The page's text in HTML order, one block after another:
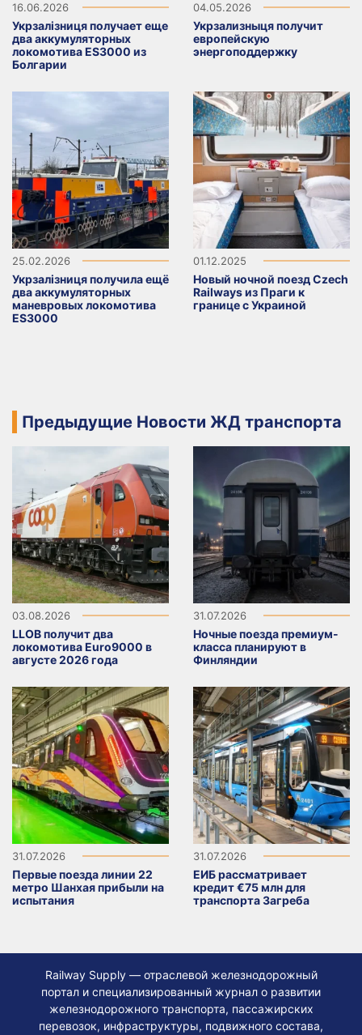
16.06.2026
Укрзалізниця получает еще
два аккумуляторных
локомотива ES3000 из
Болгарии
04.05.2026
Укрзализныця получит
европейскую
энергоподдержку
25.02.2026
Укрзалізниця получила ещё
два аккумуляторных
маневровых локомотива
ES3000
01.12.2025
Новый ночной поезд Czech
Railways из Праги к
границе с Украиной
Предыдущие Новости ЖД транспорта
03.08.2026
LLOB получит два
локомотива Euro9000 в
августе 2026 года
31.07.2026
Ночные поезда премиум-
класса планируют в
Финляндии
31.07.2026
Первые поезда линии 22
метро Шанхая прибыли на
испытания
31.07.2026
ЕИБ рассматривает
кредит €75 млн для
транспорта Загреба
Railway Supply — отраслевой железнодорожный
портал и специализированный журнал о развитии
железнодорожного транспорта, пассажирских
перевозок, инфраструктуры, подвижного состава,